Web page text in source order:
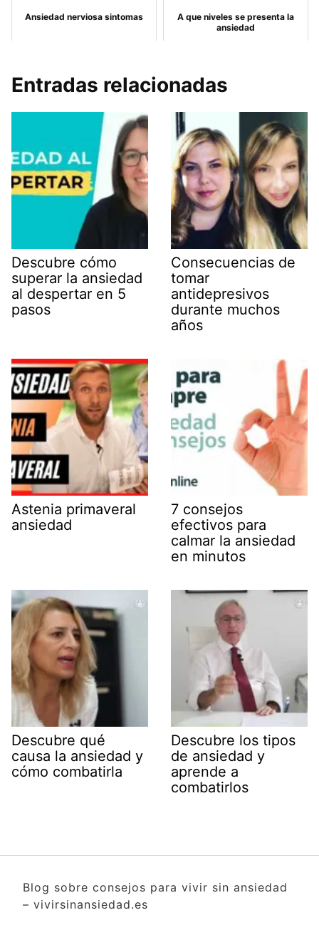
Ansiedad nerviosa sintomas
A que niveles se presenta la
ansiedad
Entradas relacionadas
Descubre cómo
superar la ansiedad
al despertar en 5
pasos
Consecuencias de
tomar
antidepresivos
durante muchos
años
Astenia primaveral
ansiedad
7 consejos
efectivos para
calmar la ansiedad
en minutos
Descubre qué
causa la ansiedad y
cómo combatirla
Descubre los tipos
de ansiedad y
aprende a
combatirlos
Blog sobre consejos para vivir sin ansiedad
– vivirsinansiedad.es